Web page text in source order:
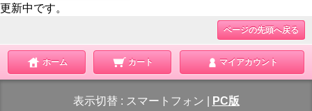
更新中です。
ページの先頭へ戻る
ホーム カート マイアカウント
表示切替 : スマートフォン PC版